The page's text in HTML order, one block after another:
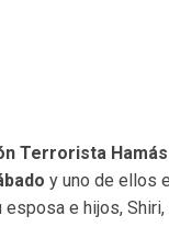
Terrorista
y uno de ellos
esposa e hijos,